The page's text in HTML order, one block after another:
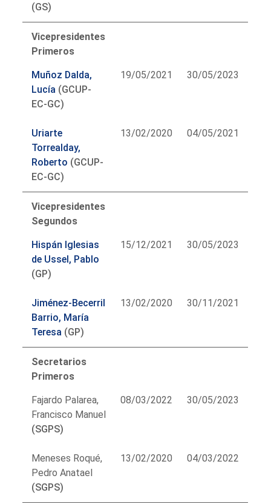
(GS)
Vicepresidentes
Primeros
Muñoz Dalda,
Lucía (GCUP-
EC-GC)
19/05/2021 30/05/2023
Uriarte
Torrealday,
Roberto (GCUP-
EC-GC)
13/02/2020 04/05/2021
Vicepresidentes
Segundos
Hispán Iglesias
de Ussel, Pablo
(GP)
15/12/2021 30/05/2023
Jiménez-Becerril
Barrio, María
Teresa (GP)
13/02/2020 30/11/2021
Secretarios
Primeros
Fajardo Palarea,
Francisco Manuel
(SGPS)
08/03/2022 30/05/2023
Meneses Roqué,
Pedro Anatael
(SGPS)
13/02/2020 04/03/2022